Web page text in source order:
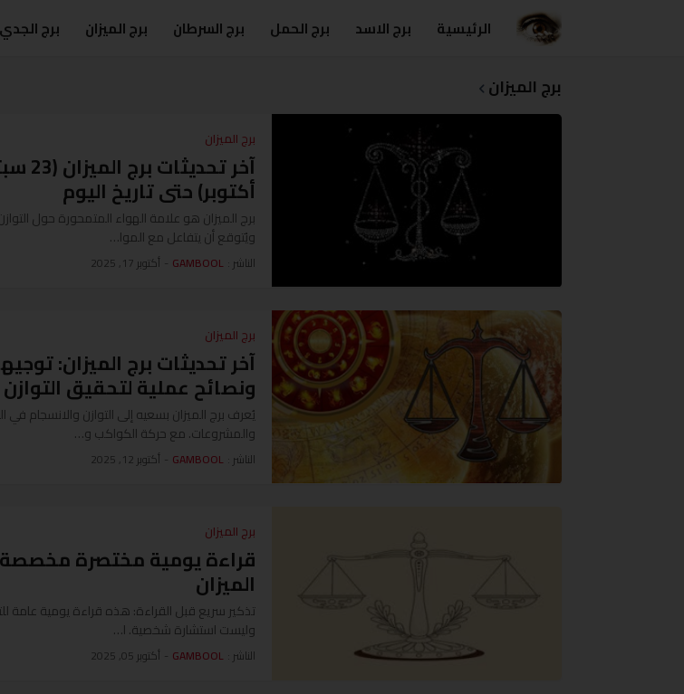
الرئيسية برج الاسد برج الحمل برج السرطان برج الميزان برج الجدي
برج الميزان
برج الميزان
أكتوبر) حتى تاريخ اليوم
برج الميزان هو علامة الهواء المتمحورة حول
ويُتوقع أن يتفاعل مع الموا…
الناشر : GAMBOOL
- أكتوبر 17, 2025
برج الميزان
آخر تحديثات برج الميزان:
ونصائح عملية لتحقيق التوازن
يُعرف برج الميزان بسعيه إلى التوازن والانسجام في
والمشروعات. مع حركة الكواكب و…
الناشر : GAMBOOL
- أكتوبر 12, 2025
برج الميزان
قراءة يومية مختصرة مخصصة
الميزان
تذكير سريع قبل القراءة: هذه قراءة يومية عامة
وليست استشارة شخصية. ا…
الناشر : GAMBOOL
- أكتوبر 05, 2025